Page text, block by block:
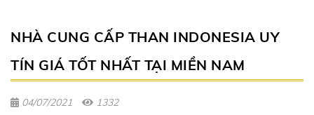
NHÀ CUNG CẤP THAN INDONESIA UY
TÍN GIÁ TỐT NHẤT TẠI MIỀN NAM
04/07/2021 1332